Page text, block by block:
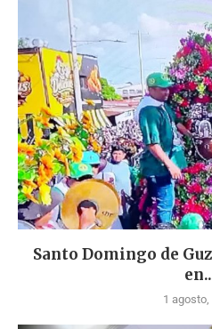
Santo Domingo de
1 agosto,